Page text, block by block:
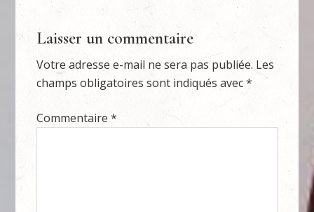
Laisser un commentaire
Votre adresse e-mail ne sera pas publiée. Les
champs obligatoires sont indiqués avec*
Commentaire*